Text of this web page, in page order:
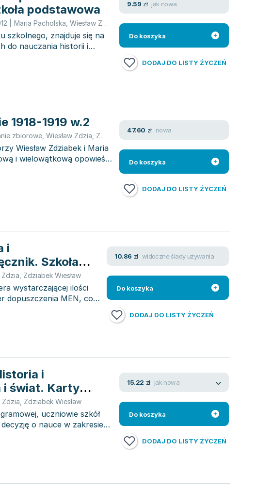
podstawowa
Maria Pacholska Wiesław Zdzia Zdziabek Wiesław
szkolnego, znajduje się na
do nauczania historii i
9.59 zł jak nowa
Do koszyka
DODAJ DO LISTY ŻYCZEŃ
1918-1919 w.2
zbiorowe Wiesław Zdzia Zdziabek Wiesław
Wiesław Zdziabek i Maria
i wielowątkową opowieść
47.60 zł nowa
Do koszyka
DODAJ DO LISTY ŻYCZEŃ
i
Szkoła
Zdzia Zdziabek Wiesław
wystarczającej ilości
dopuszczenia MEN, co
10.86 zł widoczne ślady używania
Do koszyka
DODAJ DO LISTY ŻYCZEŃ
i
i świat. Karty
Zdzia Zdziabek Wiesław
uczniowie szkół
o nauce w zakresie
15.22 zł jak nowa
Do koszyka
DODAJ DO LISTY ŻYCZEŃ